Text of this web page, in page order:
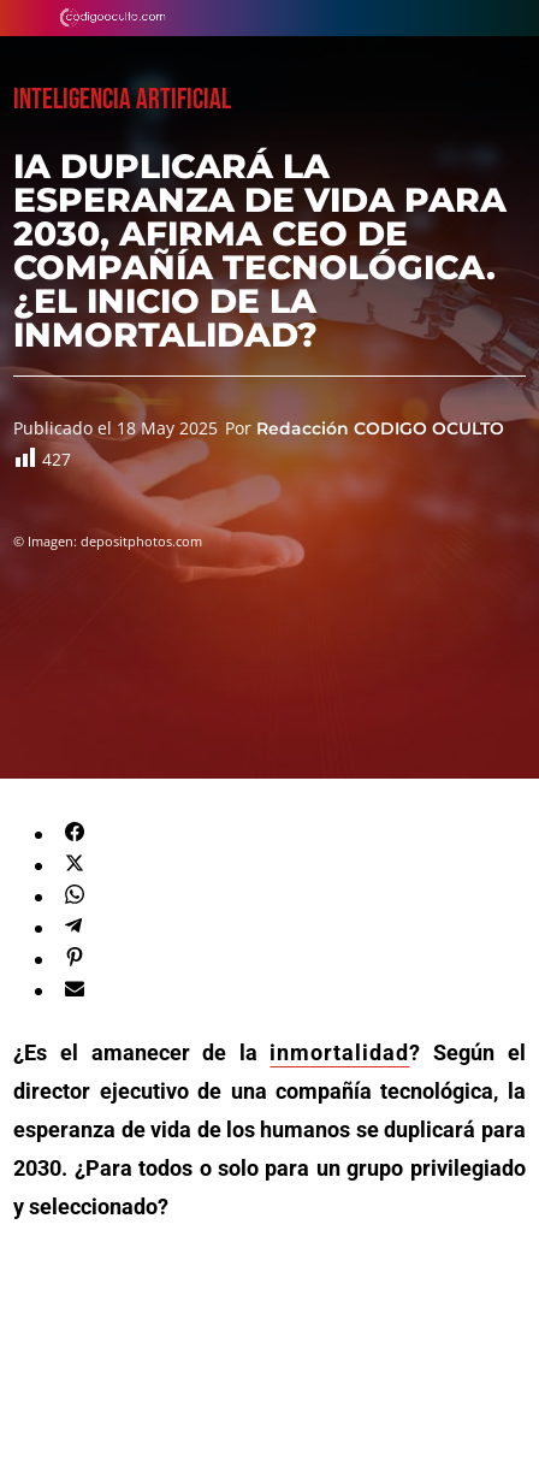
INTELIGENCIA ARTIFICIAL
IA DUPLICARÁ LA
ESPERANZA DE VIDA PARA
2030, AFIRMA CEO DE
COMPAÑÍA TECNOLÓGICA.
¿EL INICIO DE LA
INMORTALIDAD?
Publicado el 18 May 2025 Por Redacción CODIGO OCULTO
427
© Imagen: depositphotos.com
¿Es el amanecer de la inmortalidad? Según el
director ejecutivo de una compañía tecnológica, la
esperanza de vida de los humanos se duplicará para
2030. ¿Para todos o solo para un grupo privilegiado
y seleccionado?